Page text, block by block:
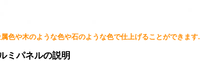
色や木のような色や石のような色で仕上げることができます.
ミパネルの説明